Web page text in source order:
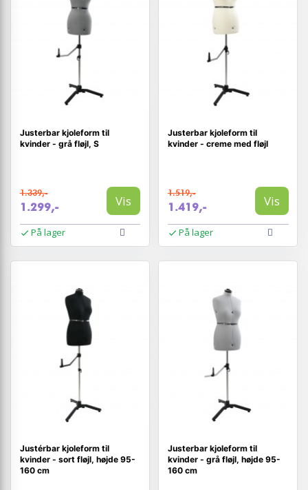
Justerbar kjoleform til
kvinder - grå fløjl, S
1.339,-
1.299,- Vis
På lager
Justerbar kjoleform til
kvinder - creme med fløjl
1.519,-
1.419,- Vis
På lager
Justérbar kjoleform til
kvinder - sort fløjl, højde 95-
160 cm
Justerbar kjoleform til
kvinder - grå fløjl, højde 95-
160 cm